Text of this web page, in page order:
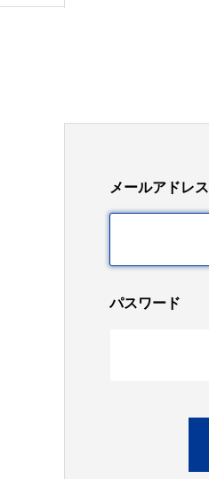
メールアドレス
パスワード